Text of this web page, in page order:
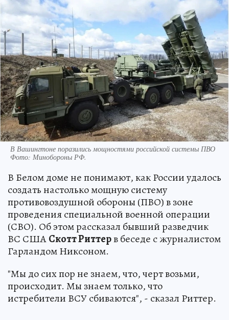
В Вашингтоне поразились мощностями российской системы ПВО
Фото: Минобороны РФ.
В Белом доме не понимают, как России удалось
создать настолько мощную систему
противовоздушной обороны (ПВО) в зоне
проведения специальной военной операции
(СВО). Об этом рассказал бывший разведчик
ВС СШАСкотт Риттерв беседе с журналистом
Гарландом Никсоном.
"Мы до сих пор не знаем, что, черт возьми,
происходит. Мы знаем только, что
истребители ВСУ сбиваются", - сказал Риттер.